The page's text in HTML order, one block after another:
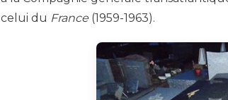
celui du France (1959-1963).